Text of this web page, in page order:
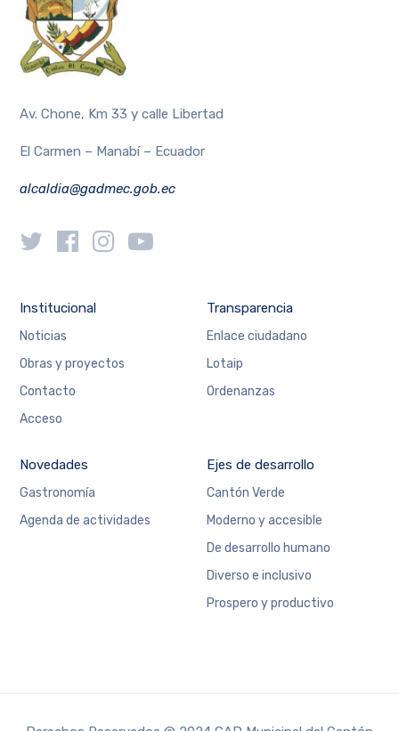
Av. Chone, Km 33 y calle Libertad
El Carmen – Manabí – Ecuador
alcaldia@gadmec.gob.ec
Institucional
Noticias
Obras y proyectos
Contacto
Acceso
Transparencia
Enlace ciudadano
Lotaip
Ordenanzas
Novedades
Gastronomía
Agenda de actividades
Ejes de desarrollo
Cantón Verde
Moderno y accesible
De desarrollo humano
Diverso e inclusivo
Prospero y productivo